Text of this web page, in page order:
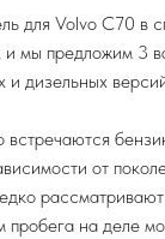
для Volvo C70 в
, и мы предложим 3
дизельных
от
на деле